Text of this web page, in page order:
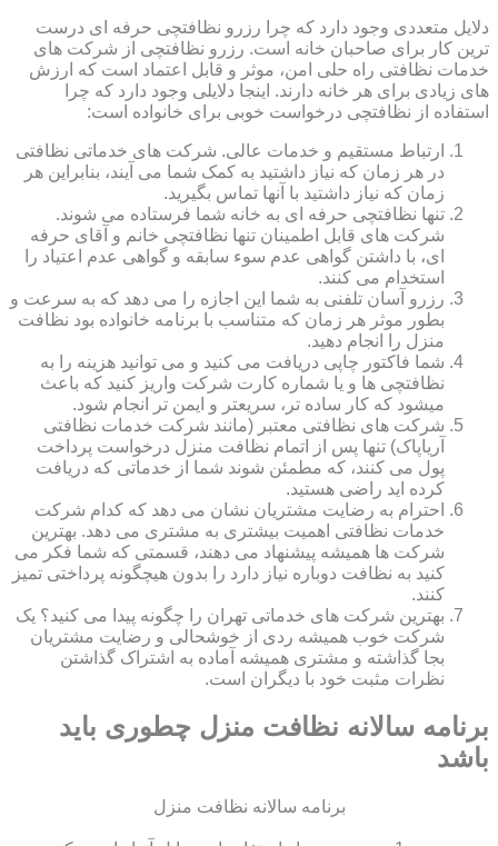
دلایل متعددی وجود دارد که چرا رزرو نظافتچی حرفه ای درست
ترین کار برای صاحبان خانه است. رزرو نظافتچی از شرکت های
خدمات نظافتی راه حلی امن، موثر و قابل اعتماد است که ارزش
های زیادی برای هر خانه دارند. اینجا دلایلی وجود دارد که چرا
استفاده از نظافتچی درخواست خوبی برای خانواده است:
ارتباط مستقیم و خدمات عالی. شرکت های خدماتی نظافتی
در هر زمان که نیاز داشتید به کمک شما می آیند، بنابراین هر
زمان که نیاز داشتید با آنها تماس بگیرید.
تنها نظافتچی حرفه ای به خانه شما فرستاده می شوند.
شرکت های قابل اطمینان تنها نظافتچی خانم و آقای حرفه
ای، با داشتن گواهی عدم سوء سابقه و گواهی عدم اعتیاد را
استخدام می کنند.
رزرو آسان تلفنی به شما این اجازه را می دهد که به سرعت و
بطور موثر هر زمان که متناسب با برنامه خانواده بود نظافت
منزل را انجام دهید.
شما فاکتور چاپی دریافت می کنید و می توانید هزینه را به
نظافتچی ها و یا شماره کارت شرکت واریز کنید که باعث
میشود که کار ساده تر، سریعتر و ایمن تر انجام شود.
شرکت های نظافتی معتبر (مانند شرکت خدمات نظافتی
آریاپاک) تنها پس از اتمام نظافت منزل درخواست پرداخت
پول می کنند، که مطمئن شوند شما از خدماتی که دریافت
کرده اید راضی هستید.
احترام به رضایت مشتریان نشان می دهد که کدام شرکت
خدمات نظافتی اهمیت بیشتری به مشتری می دهد. بهترین
شرکت ها همیشه پیشنهاد می دهند، قسمتی که شما فکر می
کنید به نظافت دوباره نیاز دارد را بدون هیچگونه پرداختی تمیز
کنند.
بهترین شرکت های خدماتی تهران را چگونه پیدا می کنید؟ یک
شرکت خوب همیشه ردی از خوشحالی و رضایت مشتریان
بجا گذاشته و مشتری همیشه آماده به اشتراک گذاشتن
نظرات مثبت خود با دیگران است.
برنامه سالانه نظافت منزل چطوری باید
باشد
برنامه سالانه نظافت منزل